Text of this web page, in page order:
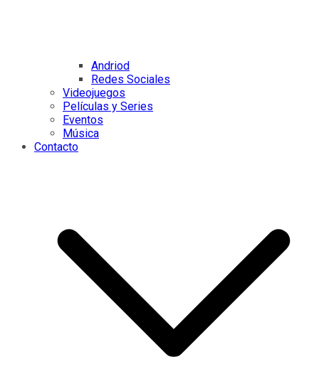
Andriod
Redes Sociales
Videojuegos
Películas y Series
Eventos
Música
Contacto